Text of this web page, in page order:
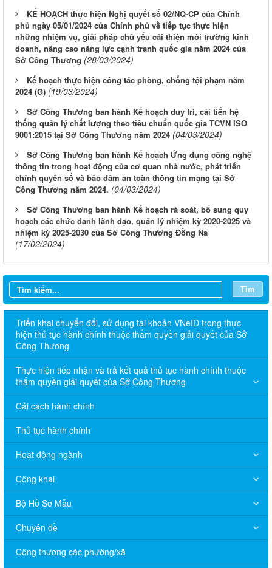
KẾ HOẠCH thực hiện Nghị quyết số 02/NQ-CP của Chính
phủ ngày 05/01/2024 của Chính phủ về tiếp tục thực hiện
những nhiệm vụ, giải pháp chủ yếu cải thiện môi trường kinh
doanh, nâng cao năng lực cạnh tranh quốc gia năm 2024 của
Sở Công Thương (28/03/2024)
Kế hoạch thực hiện công tác phòng, chống tội phạm năm
2024 (G) (19/03/2024)
Sở Công Thương ban hành Kế hoạch duy trì, cải tiến hệ
thống quản lý chất lượng theo tiêu chuẩn quốc gia TCVN ISO
9001:2015 tại Sở Công Thương năm 2024 (04/03/2024)
Sở Công Thương ban hành Kế hoạch Ứng dụng công nghệ
thông tin trong hoạt động của cơ quan nhà nước, phát triển
chính quyền số và bảo đảm an toàn thông tin mạng tại Sở
Công Thương năm 2024. (04/03/2024)
Sở Công Thương ban hành Kế hoạch rà soát, bổ sung quy
hoạch các chức danh lãnh đạo, quản lý nhiệm kỳ 2020-2025 và
nhiệm kỳ 2025-2030 của Sở Công Thương Đồng Na
(17/02/2024)
Tìm
Triển khai chuyển đổi, sử dụng tài khoản VNeID trong thực
hiện thủ tục hành chính thuộc thẩm quyền giải quyết của Sở
Công Thương
Thực hiện tiếp nhận và trả kết quả thủ tục hành chính thuộc
thẩm quyền giải quyết của Sở Công Thương
Cải cách hành chính
Thủ tục hành chính
Hoạt động ngành
Công khai
Bộ Hồ Sơ Mẫu
Chuyên đề
Công thương các phường/xã